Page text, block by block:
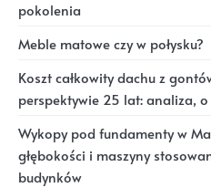
pokolenia
Meble matowe czy w połysku?
Koszt całkowity dachu z
perspektywie 25 lat: analiza,
Wykopy pod fundamenty w
głębokości i maszyny
budynków